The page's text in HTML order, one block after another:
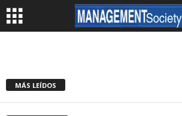
MÁS LEÍDOS